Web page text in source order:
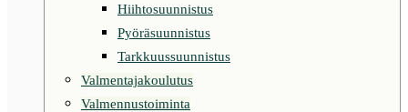
Hiihtosuunnistus
Pyöräsuunnistus
Tarkkuussuunnistus
Valmentajakoulutus
Valmennustoiminta